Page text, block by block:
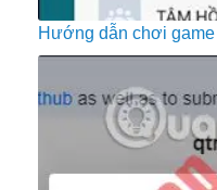
Hướng dẫn chơi